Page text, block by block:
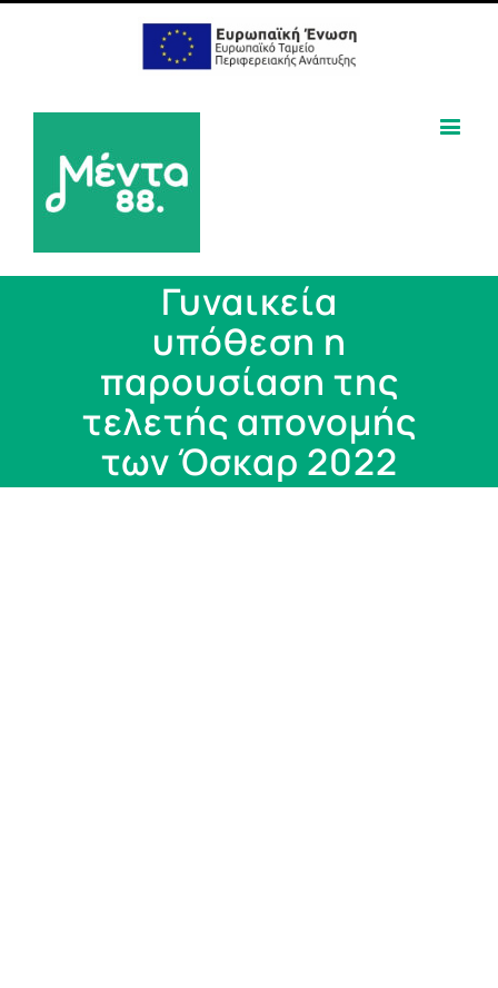
Γυναικεία
υπόθεση η
παρουσίαση της
τελετής απονομής
των Όσκαρ 2022